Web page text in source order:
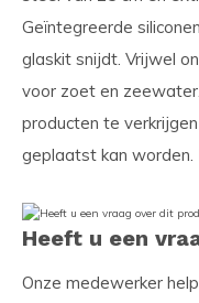
Geïntegreerde
glaskit snijdt. Vrijwel
voor zoet en
producten te
geplaatst kan worden.
Heeft u een
Onze medewerker